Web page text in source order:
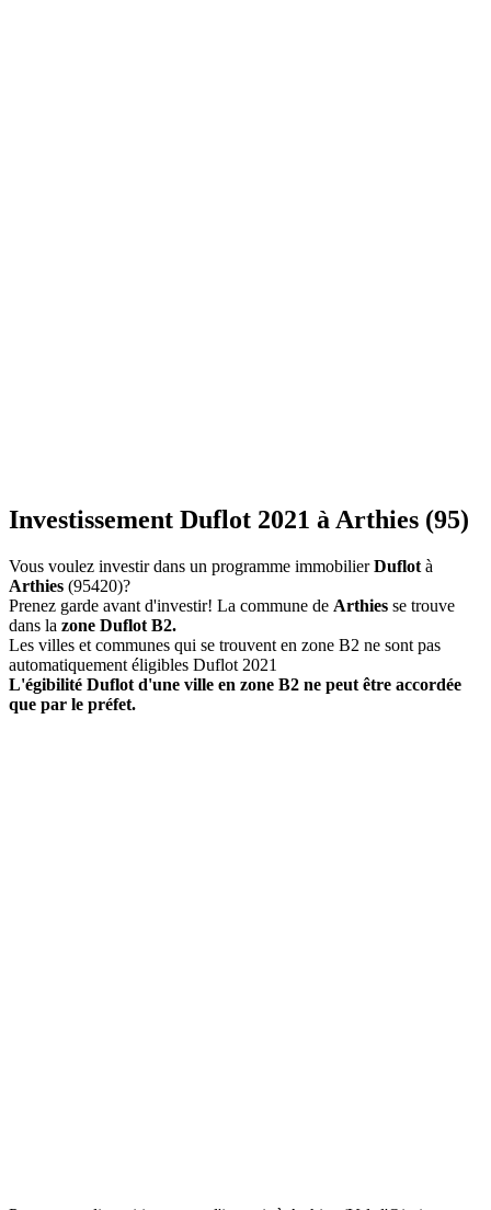
Investissement Duflot 2021 à Arthies (95)
Vous voulez investir dans un programme immobilierDuflot à
Arthies (95420)?
Prenez garde avant d'investir! La commune de Arthies se trouve
dans la zone Duflot B2.
Les villes et communes qui se trouvent en zone B2 ne sont pas
automatiquement éligibles Duflot 2021
L'égibilité Duflot d'une ville en zone B2 ne peut être accordée
que par le préfet.